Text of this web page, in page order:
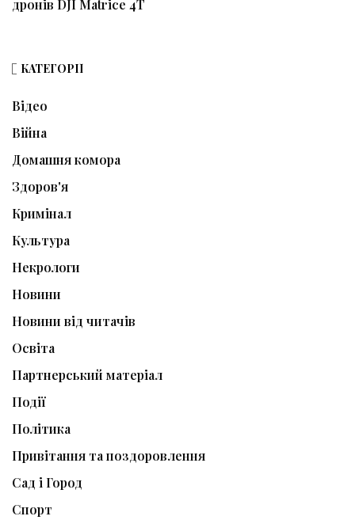
дронів DJI Matrice 4T
КАТЕГОРІЇ
Відео
Війна
Домашня комора
Здоров'я
Кримінал
Культура
Некрологи
Новини
Новини від читачів
Освіта
Партнерський матеріал
Події
Політика
Привітання та поздоровлення
Сад і Город
Спорт